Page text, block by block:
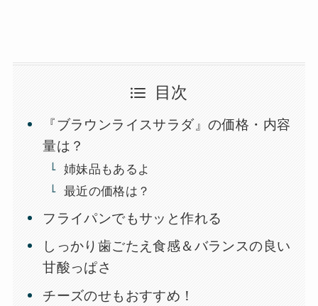
目次
『ブラウンライスサラダ』の価格・内容
量は？
姉妹品もあるよ
最近の価格は？
フライパンでもサッと作れる
しっかり歯ごたえ食感＆バランスの良い
甘酸っぱさ
チーズのせもおすすめ！